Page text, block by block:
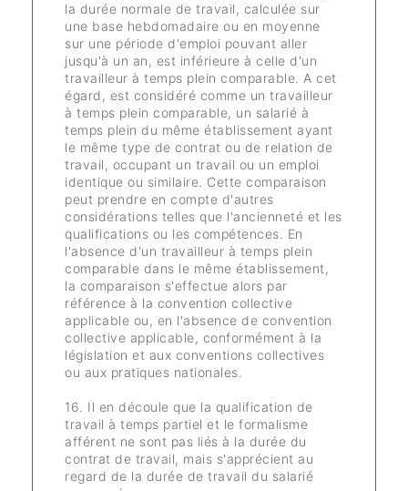
la durée normale de travail, calculée sur
une base hebdomadaire ou en moyenne
sur une période d'emploi pouvant aller
jusqu'à un an, est inférieure à celle d'un
travailleur à temps plein comparable. A cet
égard, est considéré comme un travailleur
à temps plein comparable, un salarié à
temps plein du même établissement ayant
le même type de contrat ou de relation de
travail, occupant un travail ou un emploi
identique ou similaire. Cette comparaison
peut prendre en compte d'autres
considérations telles que l'ancienneté et les
qualifications ou les compétences. En
l'absence d'un travailleur à temps plein
comparable dans le même établissement,
la comparaison s'effectue alors par
référence à la convention collective
applicable ou, en l'absence de convention
collective applicable, conformément à la
législation et aux conventions collectives
ou aux pratiques nationales.
16. Il en découle que la qualification de
travail à temps partiel et le formalisme
afférent ne sont pas liés à la durée du
contrat de travail, mais s'apprécient au
regard de la durée de travail du salarié